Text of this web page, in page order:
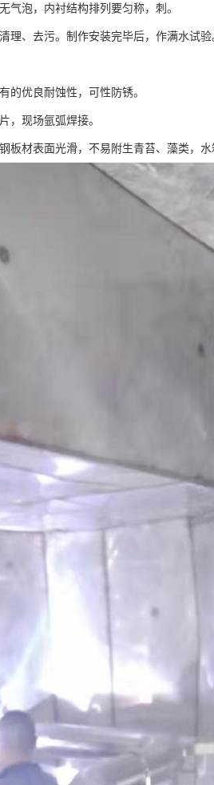
气泡，内衬结构排列要匀称，刺。
理、去污。制作安装完毕后，作满水试验
的优良耐蚀性，可性防锈。
，现场氩弧焊接。
板材表面光滑，不易附生青苔、藻类，水